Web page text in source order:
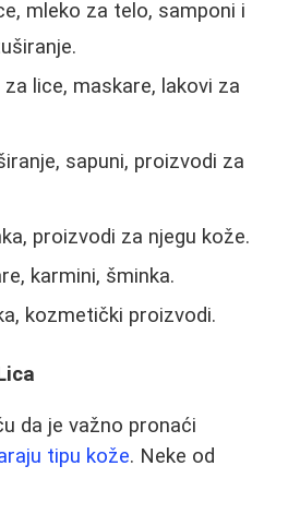
mleko za telo, samponi i
lice, maskare, lakovi za
sapuni, proizvodi za
proizvodi za njegu kože.
karmini, šminka.
kozmetički proizvodi.
da je važno pronaći
tipu kože. Neke od